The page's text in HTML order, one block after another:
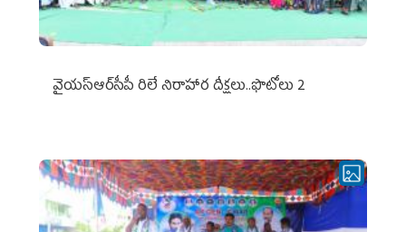
వైయ‌స్ఆర్‌సీపీ రిలే నిరాహార దీక్షలు..ఫొటోలు 2